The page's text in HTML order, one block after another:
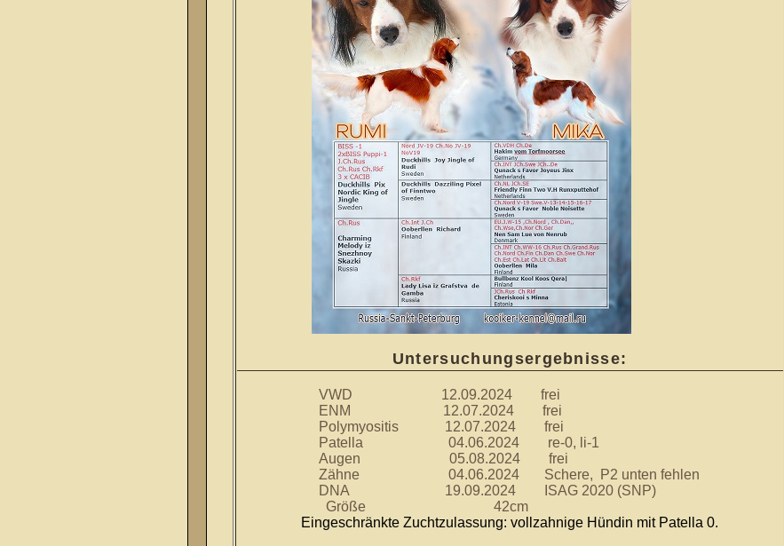
Untersuchungsergebnisse:
VWD 12.09.2024 frei
ENM 12.07.2024 frei
Polymyositis 12.07.2024 frei
Patella 04.06.2024 re-0, li-1
Augen 05.08.2024 frei
Zähne 04.06.2024 Schere, P2 unten fehlen
DNA 19.09.2024 ISAG 2020 (SNP)
Größe 42cm
Eingeschränkte Zuchtzulassung: vollzahnige Hündin mit Patella 0.